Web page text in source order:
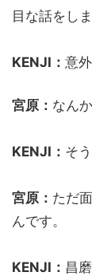
目な話をしま
KENJI： 意
宮原： なん
KENJI： そ
宮原： ただ
んです。
KENJI： 昌